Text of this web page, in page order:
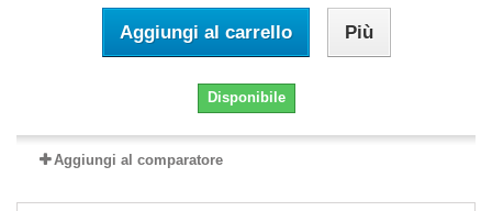
Aggiungi al carrello Più
Disponibile
Aggiungi al comparatore